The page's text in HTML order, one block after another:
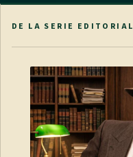
DE LA SERIE EDITORIAL